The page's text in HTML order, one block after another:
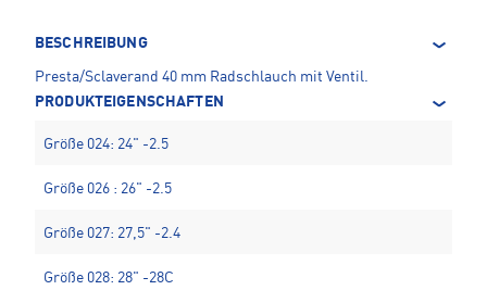
BESCHREIBUNG
Presta/Sclaverand 40 mm Radschlauch mit Ventil.
PRODUKTEIGENSCHAFTEN
Größe 024: 24" -2.5
Größe 026 : 26" -2.5
Größe 027: 27,5" -2.4
Größe 028: 28" -28C